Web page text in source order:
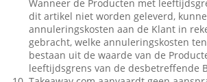
Wanneer de Producten met
dit artikel niet worden geleverd,
annuleringskosten aan de Klant in
gebracht, welke annuleringskosten
bestaan uit de waarde van de
leeftijdsgrens van de desbetreffende